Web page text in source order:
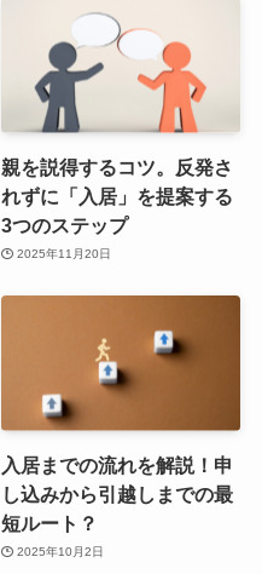
親を説得するコツ。反発さ
れずに「入居」を提案する
3つのステップ
2025年11月20日
入居までの流れを解説！申
し込みから引越しまでの最
短ルート？
2025年10月2日